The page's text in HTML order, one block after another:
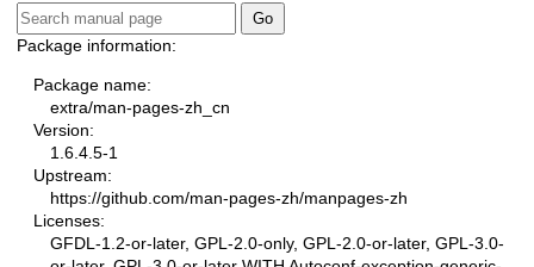
Package information:
Package name:
extra/man-pages-zh_cn
Version:
1.6.4.5-1
Upstream:
https://github.com/man-pages-zh/manpages-zh
Licenses:
GFDL-1.2-or-later, GPL-2.0-only, GPL-2.0-or-later, GPL-3.0-